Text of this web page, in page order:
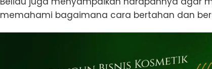
memahami bagaimana cara bertahan dan